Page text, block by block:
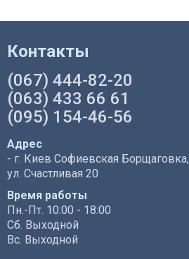
Контакты
(067) 444-82-20
(063) 433 66 61
(095) 154-46-56
Адрес
- г. Киев Софиевская Борщаговка,
ул. Счастливая 20
Время работы
Пн.-Пт. 10:00 - 18:00
Сб. Выходной
Вс. Выходной